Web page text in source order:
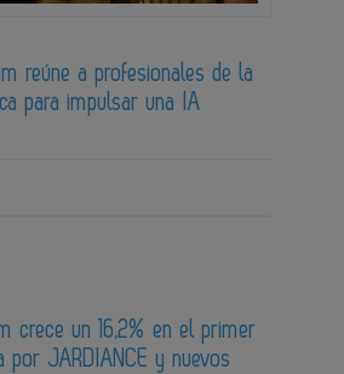
reúne a profesionales de la
para impulsar una IA
crece un 16,2% en el primer
por JARDIANCE y nuevos